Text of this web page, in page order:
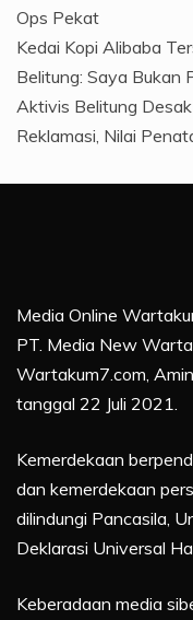
Ops Pekat
Kedai Kopi Alibaba
Belitung: Saya Bukan
Aktivis Belitung
Reklamasi, Nilai
Media Online
PT. Media New
Wartakum7.com,
tanggal 22 Juli 2021.
Kemerdekaan
dan kemerdekaan
dilindungi Pancasila,
Deklarasi Universal
Keberadaan media